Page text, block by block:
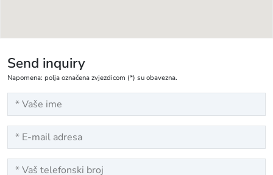
Send inquiry
Napomena: polja označena zvjezdicom (*) su obavezna.